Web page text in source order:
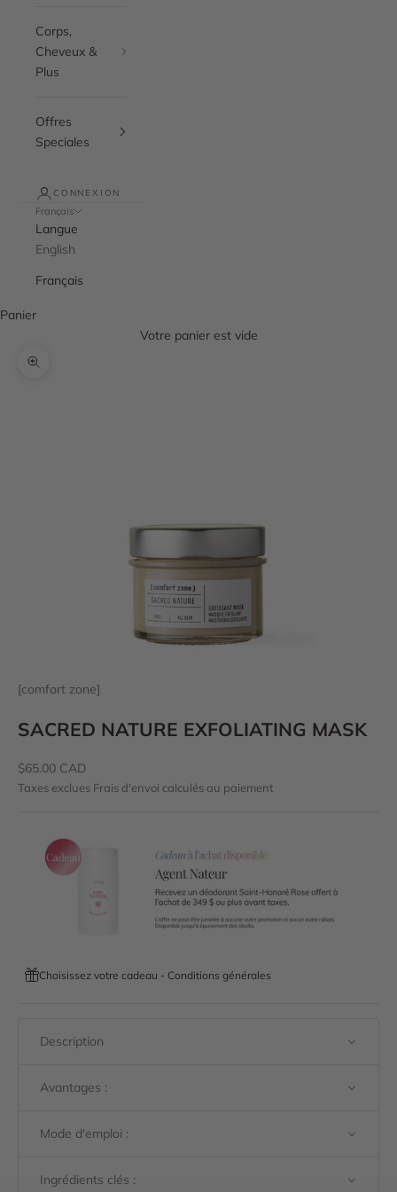
Corps,
Cheveux &
Plus
Offres
Speciales
CONNEXION
Français
Langue
English
Français
Panier
Votre panier est vide
Zoomer sur l'image
[comfort zone]
SACRED NATURE EXFOLIATING MASK
Prix de vente
$65.00 CAD
Taxes exclues Frais d'envoi calculés au paiement
Choisissez votre cadeau - Conditions générales
Description
Avantages :
Mode d'emploi :
Ingrédients clés :